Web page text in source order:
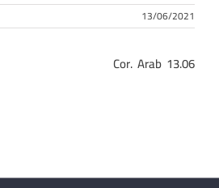
13/06/2021
Cor. Arab 13.06